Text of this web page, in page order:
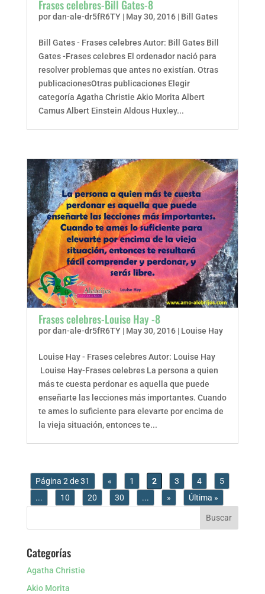
Frases celebres-Bill Gates-8
pordan-ale-dr5fR6TY| May 30, 2016| Bill Gates
Bill Gates - Frases celebres Autor: Bill Gates Bill
Gates -Frases celebres El ordenador nació para
resolver problemas que antes no existían. Otras
publicacionesOtras publicaciones Elegir
categoría Agatha Christie Akio Morita Albert
Camus Albert Einstein Aldous Huxley...
Frases celebres-Louise Hay -8
pordan-ale-dr5fR6TY| May 30, 2016| Louise Hay
Louise Hay - Frases celebres Autor: Louise Hay
Louise Hay-Frases celebres La persona a quien
más te cuesta perdonar es aquella que puede
enseñarte las lecciones más importantes. Cuando
te ames lo suficiente para elevarte por encima de
la vieja situación, entonces te...
Página 2 de 31 « 1 2 3 4
5
...
10 20 30 ... » Última »
Categorías
Agatha Christie
Akio Morita